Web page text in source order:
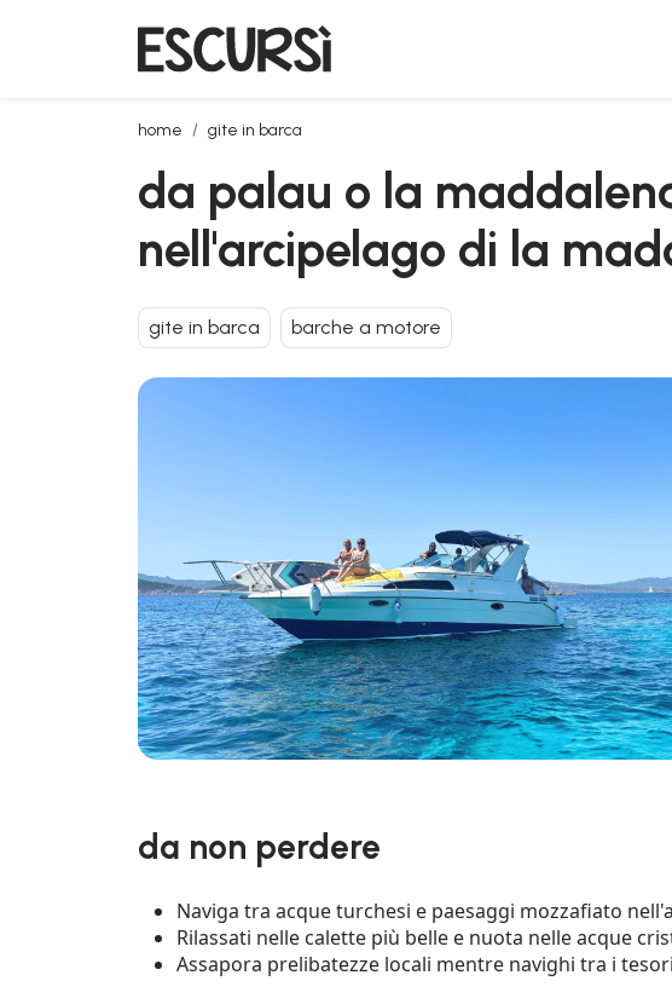
home gite in barca
da palau o la maddalena: escursione in motoscafo nell'arcipelago di
da palau o la
nell'arcipelago di la
gite in barca barche a motore
da non perdere
Naviga tra acque turchesi e paesaggi mozzafiato
Rilassati nelle calette più belle e nuota nelle acque
Assapora prelibatezze locali mentre navighi tra i